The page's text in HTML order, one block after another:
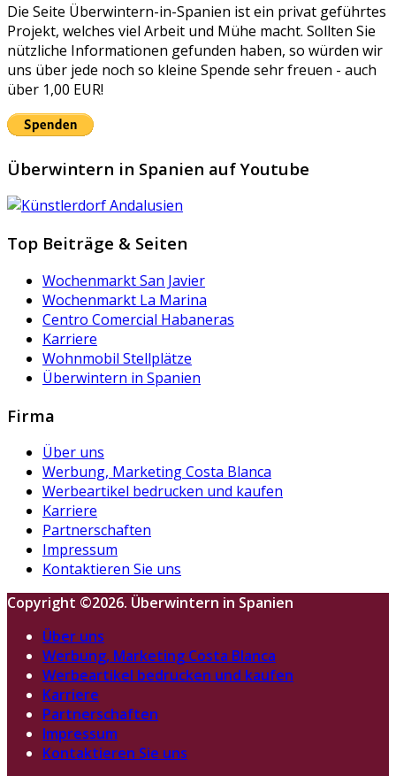
Die Seite Überwintern-in-Spanien ist ein privat geführtes
Projekt, welches viel Arbeit und Mühe macht. Sollten Sie
nützliche Informationen gefunden haben, so würden wir
uns über jede noch so kleine Spende sehr freuen - auch
über 1,00 EUR!
Überwintern in Spanien auf Youtube
Top Beiträge & Seiten
Wochenmarkt San Javier
Wochenmarkt La Marina
Centro Comercial Habaneras
Karriere
Wohnmobil Stellplätze
Überwintern in Spanien
Firma
Über uns
Werbung, Marketing Costa Blanca
Werbeartikel bedrucken und kaufen
Karriere
Partnerschaften
Impressum
Kontaktieren Sie uns
Copyright ©2026. Überwintern in Spanien
Über uns
Werbung, Marketing Costa Blanca
Werbeartikel bedrucken und kaufen
Karriere
Partnerschaften
Impressum
Kontaktieren Sie uns